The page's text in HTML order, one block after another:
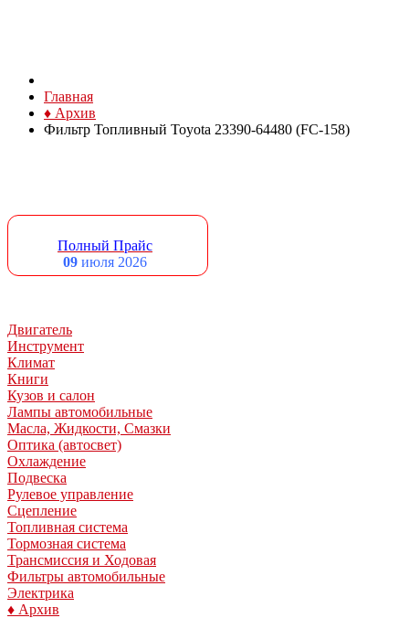
Главная
♦ Архив
Фильтр Топливный Toyota 23390-64480 (FC-158)
Полный Прайс
09 июля 2026
Двигатель
Инструмент
Климат
Книги
Кузов и салон
Лампы автомобильные
Масла, Жидкости, Смазки
Оптика (автосвет)
Охлаждение
Подвеска
Рулевое управление
Сцепление
Топливная система
Тормозная система
Трансмиссия и Ходовая
Фильтры автомобильные
Электрика
♦ Архив